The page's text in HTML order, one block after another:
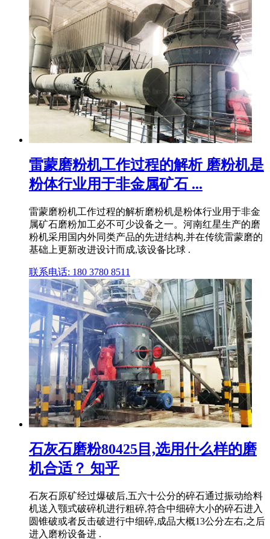
雷蒙磨粉机工作过程的解析 磨粉机是
粉体行业用于非金属矿石 ...
雷蒙磨粉机工作过程的解析磨粉机是粉体行业用于非金
属矿石磨粉加工必不可少设备之一。河南红星生产的磨
粉机采用国内外同类产品的先进结构,并在传统雷蒙磨的
基础上更新改进设计而成,该设备比球 .
联系电话: 180 3780 8511
石灰石磨粉80425目,选用什么样的磨
机合适？ 知乎
石灰石原矿经过爆破后,五六十公分的碎石通过振动给料
机送入颚式破碎机进行粗碎,符合中细碎大小的碎石进入
圆锥破或者反击破进行中细碎,成品大概13公分左右,之后
进入磨粉设备进 .